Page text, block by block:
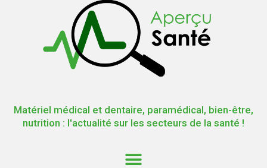
Matériel médical et dentaire, paramédical, bien-être,
nutrition : l'actualité sur les secteurs de la santé !